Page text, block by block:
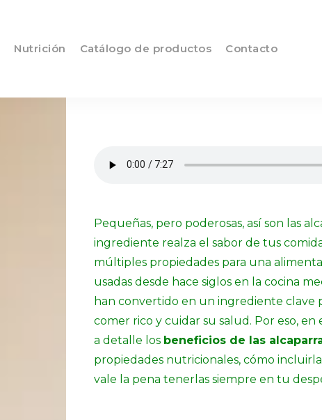
Nutrición Catálogo de productos Contacto
Pequeñas, pero poderosas, así son las
ingrediente realza el sabor de tus
múltiples propiedades para una
usadas desde hace siglos en la cocina
han convertido en un ingrediente clave
comer rico y cuidar su salud. Por eso,
a detalle los beneficios de las
propiedades nutricionales, cómo
vale la pena tenerlas siempre en tu